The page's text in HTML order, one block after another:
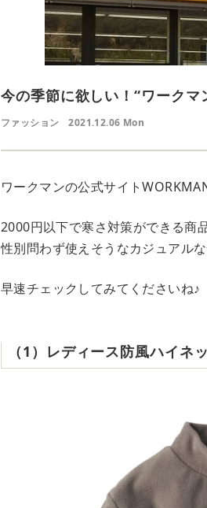
今の季節に欲しい！“ワークマ
ファッション 2021.12.06 Mon
ワークマンの公式サイト
2000円以下で寒さ対策ができる商
性別問わず使えそうなカジュアル
早速チェックしてみてくださいね♪
（1）レディース防風ハイネ